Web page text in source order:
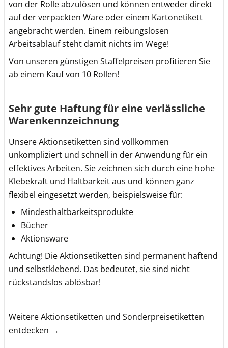
von der Rolle abzulösen und können entweder direkt
auf der verpackten Ware oder einem Kartonetikett
angebracht werden. Einem reibungslosen
Arbeitsablauf steht damit nichts im Wege!
Von unseren günstigen Staffelpreisen profitieren Sie
ab einem Kauf von 10 Rollen!
Sehr gute Haftung für eine verlässliche
Warenkennzeichnung
Unsere Aktionsetiketten sind vollkommen
unkompliziert und schnell in der Anwendung für ein
effektives Arbeiten. Sie zeichnen sich durch eine hohe
Klebekraft und Haltbarkeit aus und können ganz
flexibel eingesetzt werden, beispielsweise für:
Mindesthaltbarkeitsprodukte
Bücher
Aktionsware
Achtung! Die Aktionsetiketten sind permanent haftend
und selbstklebend. Das bedeutet, sie sind nicht
rückstandslos ablösbar!
Weitere Aktionsetiketten und Sonderpreisetiketten
entdecken →